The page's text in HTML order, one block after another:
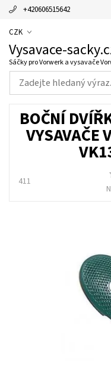
+420606515642
CZK
Vysavace-
Sáčky pro Vorwerk a vysavače
BOČNÍ
VYSAVAČE
411